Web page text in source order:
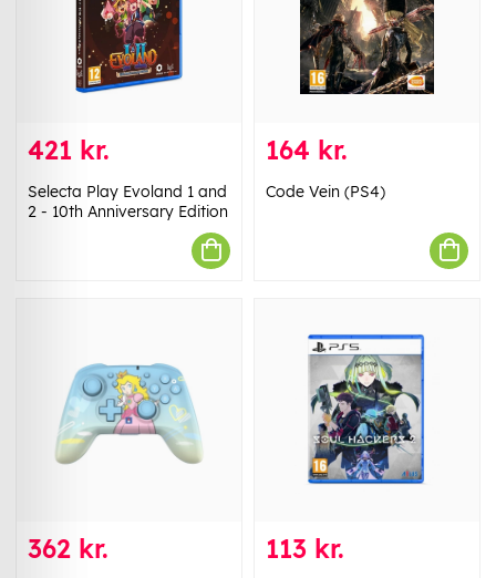
421 kr.
Selecta Play Evoland 1 and
2 - 10th Anniversary Edition
164 kr.
Code Vein (PS4)
362 kr. 113 kr.